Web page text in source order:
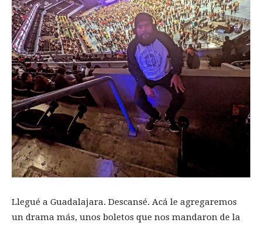
Llegué a Guadalajara. Descansé. Acá le agregaremos
un drama más, unos boletos que nos mandaron de la